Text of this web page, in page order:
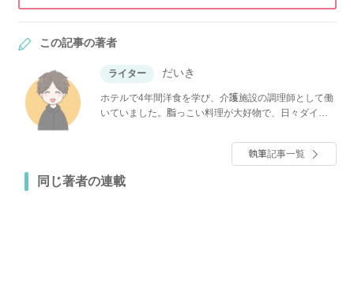
この記事の著者
ライター だいき
ホテルで4年間洋食を学び、介護施設の調理師として働
いていました。脂っこい料理が大好物で、日々ダイエ
ア、調理のコツなどを紹介していきます。
執筆記事一覧
同じ著者の連載